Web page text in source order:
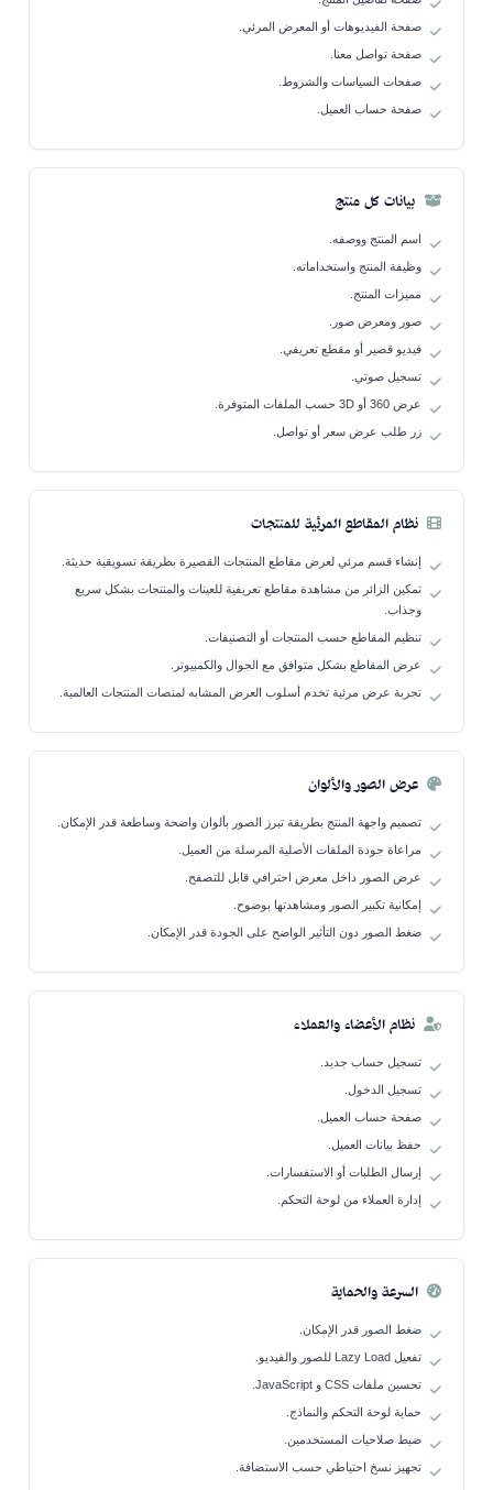
صفحة الفيديوهات أو المعرض المرئي.
صفحة تواصل معنا.
صفحات السياسات والشروط.
صفحة حساب العميل.
بيانات كل منتج
اسم المنتج ووصفه.
وظيفة المنتج واستخداماته.
مميزات المنتج.
صور ومعرض صور.
فيديو قصير أو مقطع تعريفي.
تسجيل صوتي.
عرض 360 أو 3D حسب الملفات المتوفرة.
زر طلب عرض سعر أو تواصل.
نظام المقاطع المرئية للمنتجات
إنشاء قسم مرئي لعرض مقاطع المنتجات القصيرة بطريقة تسويقية حديثة.
تمكين الزائر من مشاهدة مقاطع تعريفية للعينات والمنتجات بشكل سريع
وجذاب.
تنظيم المقاطع حسب المنتجات أو التصنيفات.
عرض المقاطع بشكل متوافق مع الجوال والكمبيوتر.
تجربة عرض مرئية تخدم أسلوب العرض المشابه لمنصات المنتجات العالمية.
عرض الصور والألوان
تصميم واجهة المنتج بطريقة تبرز الصور بألوان واضحة وساطعة قدر الإمكان.
مراعاة جودة الملفات الأصلية المرسلة من العميل.
عرض الصور داخل معرض احترافي قابل للتصفح.
إمكانية تكبير الصور ومشاهدتها بوضوح.
ضغط الصور دون التأثير الواضح على الجودة قدر الإمكان.
نظام الأعضاء والعملاء
تسجيل حساب جديد.
تسجيل الدخول.
صفحة حساب العميل.
حفظ بيانات العميل.
إرسال الطلبات أو الاستفسارات.
إدارة العملاء من لوحة التحكم.
السرعة والحماية
ضغط الصور قدر الإمكان.
تفعيل Lazy Load للصور والفيديو.
تحسين ملفات CSS و JavaScript.
حماية لوحة التحكم والنماذج.
ضبط صلاحيات المستخدمين.
تجهيز نسخ احتياطي حسب الاستضافة.